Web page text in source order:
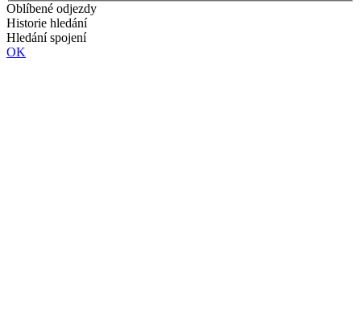
Oblíbené odjezdy
Historie hledání
Hledání spojení
OK